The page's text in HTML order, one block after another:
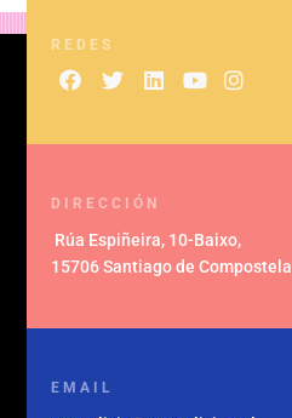
REDES
DIRECCIÓN
Rúa Espiñeira, 10-Baixo,
15706 Santiago de Compostela
EMAIL